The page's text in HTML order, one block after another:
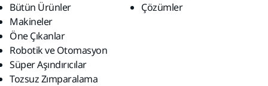
Bütün Ürünler
Makineler
Öne Çıkanlar
Robotik ve Otomasyon
Süper Aşındırıcılar
Tozsuz Zımparalama
Çözümler